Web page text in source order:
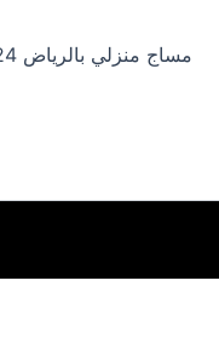
مساج منزلي بالرياض 24 ساعة